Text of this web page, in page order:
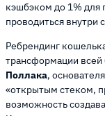
кэшбэком до 1% для
проводиться внутри
Ребрендинг
трансформации
Поллака,
«открытым стеком,
возможность